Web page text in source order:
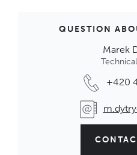
QUESTION
Marek
+420